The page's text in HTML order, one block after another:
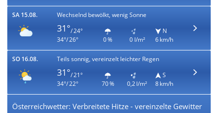
SA 15.08. Wechselnd bewölkt, wenig Sonne
31°/ 24°
34°/ 26°
0 % 0 l/m²
N
6 km/h
SO 16.08. Teils sonnig, vereinzelt leichter Regen
31°/ 21°
34°/ 22°
70 % 0,2 l/m²
S
8 km/h
Österreichwetter: Verbreitete Hitze - vereinzelte Gewitter